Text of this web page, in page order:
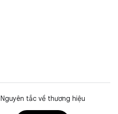
Nguyên tắc về thương hiệu